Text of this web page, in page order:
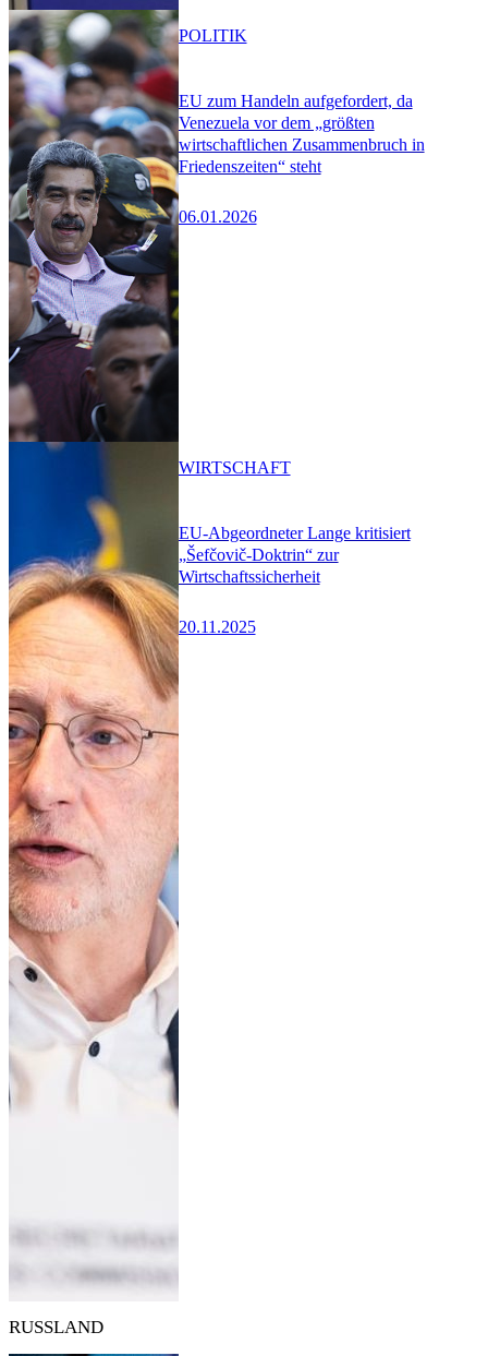
EU zum Handeln aufgefordert, da
Venezuela vor dem „größten
wirtschaftlichen Zusammenbruch in
Friedenszeiten“ steht
06.01.2026
POLITIK
EU-Abgeordneter Lange kritisiert
„Šefčovič-Doktrin“ zur
Wirtschaftssicherheit
20.11.2025
WIRTSCHAFT
RUSSLAND